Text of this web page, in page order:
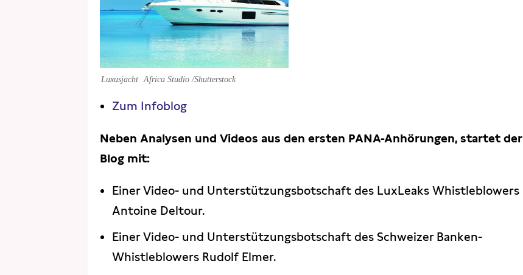
Luxusjacht Africa Studio /Shutterstock
Zum Infoblog
Neben Analysen und Videos aus den ersten PANA-Anhörungen, startet der
Blog mit:
Einer Video- und Unterstützungsbotschaft des LuxLeaks Whistleblowers
Antoine Deltour.
Einer Video- und Unterstützungsbotschaft des Schweizer Banken-
Whistleblowers Rudolf Elmer.